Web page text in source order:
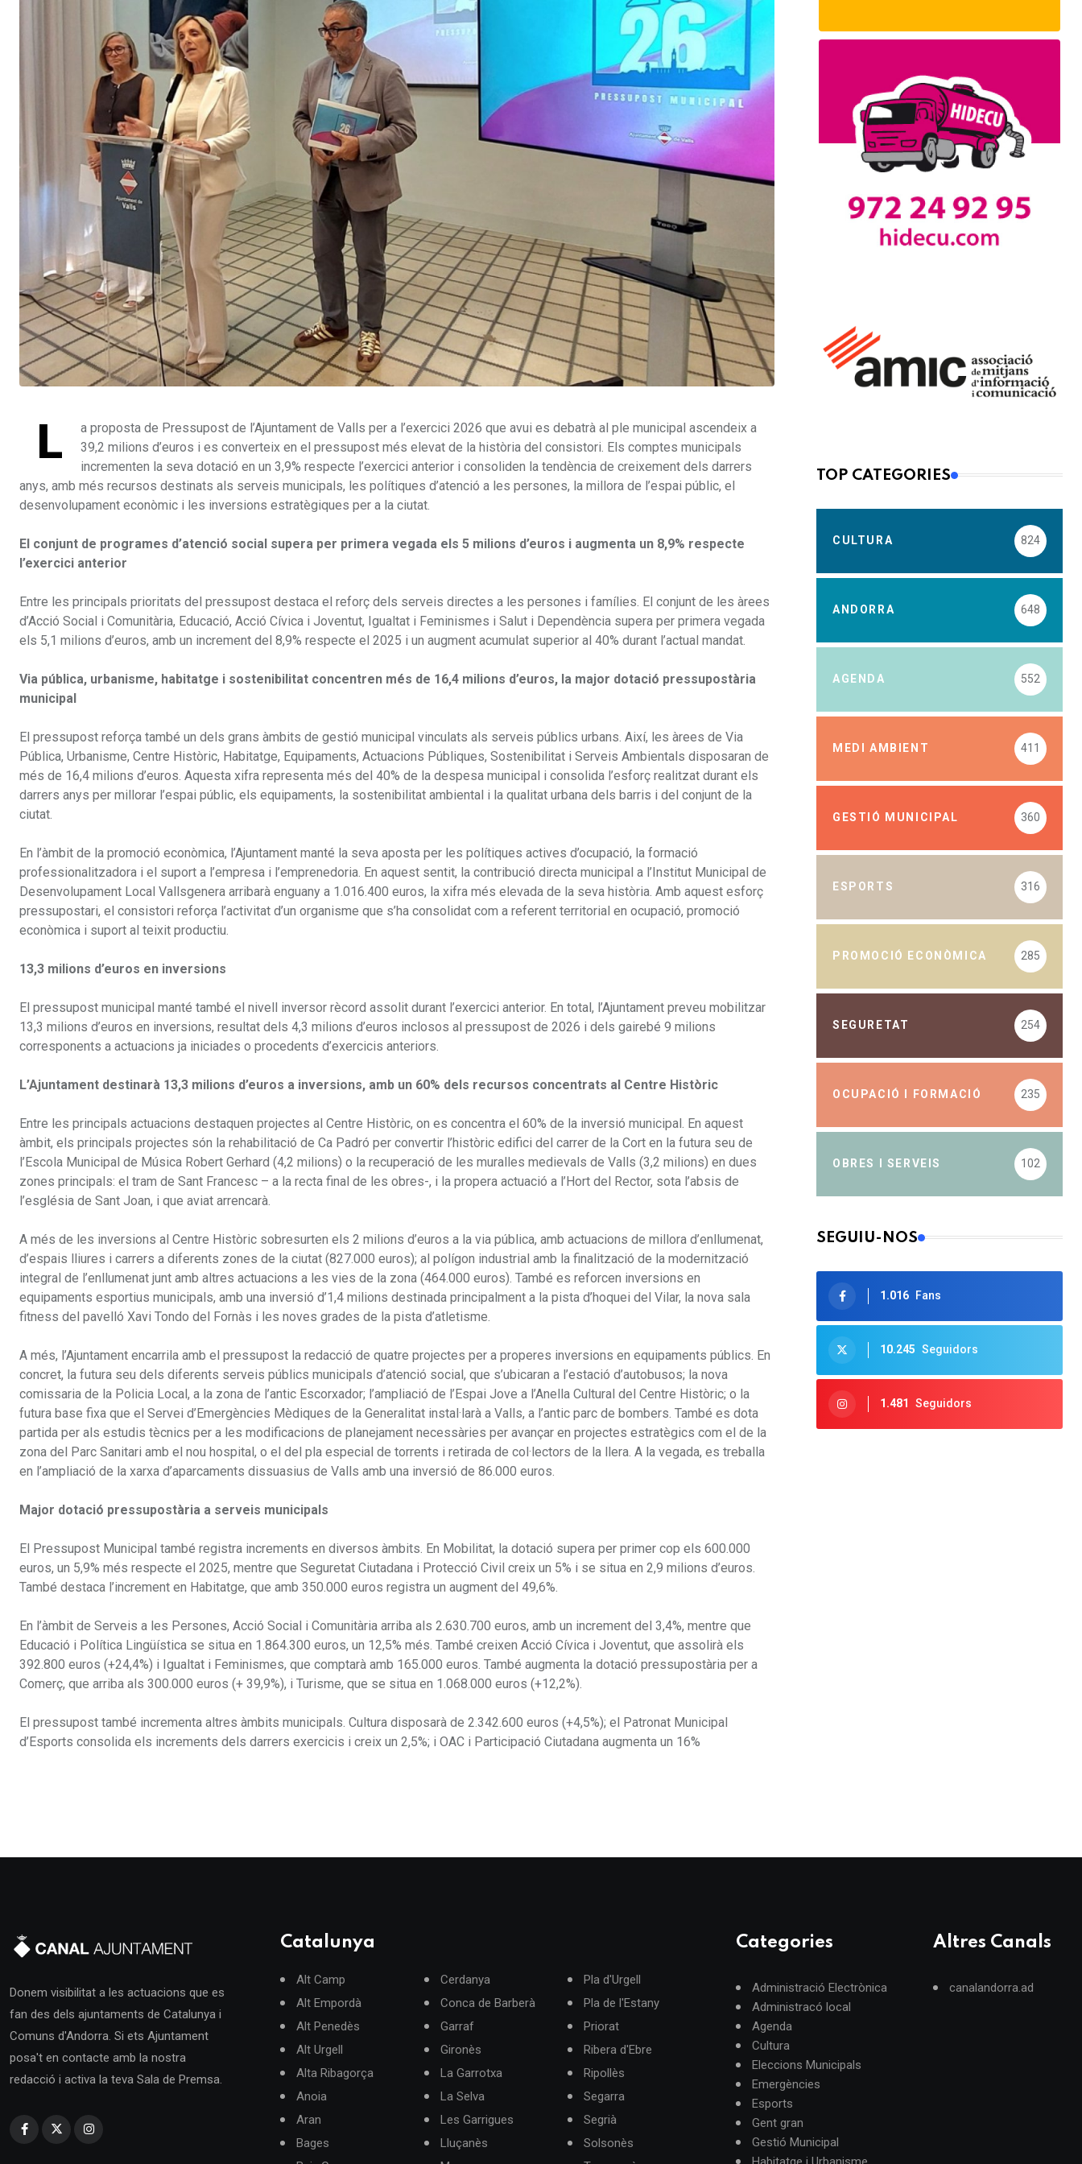
L
a proposta de Pressupost de l’Ajuntament de Valls per a l’exercici 2026 que avui es debatrà al ple municipal ascendeix a
39,2 milions d’euros i es converteix en el pressupost més elevat de la història del consistori. Els comptes municipals
incrementen la seva dotació en un 3,9% respecte l’exercici anterior i consoliden la tendència de creixement dels darrers
anys, amb més recursos destinats als serveis municipals, les polítiques d’atenció a les persones, la millora de l’espai públic, el
desenvolupament econòmic i les inversions estratègiques per a la ciutat.
El conjunt de programes d’atenció social supera per primera vegada els 5 milions d’euros i augmenta un 8,9% respecte
l’exercici anterior
Entre les principals prioritats del pressupost destaca el reforç dels serveis directes a les persones i famílies. El conjunt de les àrees
d’Acció Social i Comunitària, Educació, Acció Cívica i Joventut, Igualtat i Feminismes i Salut i Dependència supera per primera vegada
els 5,1 milions d’euros, amb un increment del 8,9% respecte el 2025 i un augment acumulat superior al 40% durant l’actual mandat.
Via pública, urbanisme, habitatge i sostenibilitat concentren més de 16,4 milions d’euros, la major dotació pressupostària
municipal
El pressupost reforça també un dels grans àmbits de gestió municipal vinculats als serveis públics urbans. Així, les àrees de Via
Pública, Urbanisme, Centre Històric, Habitatge, Equipaments, Actuacions Públiques, Sostenibilitat i Serveis Ambientals disposaran de
més de 16,4 milions d’euros. Aquesta xifra representa més del 40% de la despesa municipal i consolida l’esforç realitzat durant els
darrers anys per millorar l’espai públic, els equipaments, la sostenibilitat ambiental i la qualitat urbana dels barris i del conjunt de la
ciutat.
En l’àmbit de la promoció econòmica, l’Ajuntament manté la seva aposta per les polítiques actives d’ocupació, la formació
professionalitzadora i el suport a l’empresa i l’emprenedoria. En aquest sentit, la contribució directa municipal a l’Institut Municipal de
Desenvolupament Local Vallsgenera arribarà enguany a 1.016.400 euros, la xifra més elevada de la seva història. Amb aquest esforç
pressupostari, el consistori reforça l’activitat d’un organisme que s’ha consolidat com a referent territorial en ocupació, promoció
econòmica i suport al teixit productiu.
13,3 milions d’euros en inversions
El pressupost municipal manté també el nivell inversor rècord assolit durant l’exercici anterior. En total, l’Ajuntament preveu mobilitzar
13,3 milions d’euros en inversions, resultat dels 4,3 milions d’euros inclosos al pressupost de 2026 i dels gairebé 9 milions
corresponents a actuacions ja iniciades o procedents d’exercicis anteriors.
L’Ajuntament destinarà 13,3 milions d’euros a inversions, amb un 60% dels recursos concentrats al Centre Històric
Entre les principals actuacions destaquen projectes al Centre Històric, on es concentra el 60% de la inversió municipal. En aquest
àmbit, els principals projectes són la rehabilitació de Ca Padró per convertir l’històric edifici del carrer de la Cort en la futura seu de
l’Escola Municipal de Música Robert Gerhard (4,2 milions) o la recuperació de les muralles medievals de Valls (3,2 milions) en dues
zones principals: el tram de Sant Francesc – a la recta final de les obres-, i la propera actuació a l’Hort del Rector, sota l’absis de
l’església de Sant Joan, i que aviat arrencarà.
A més de les inversions al Centre Històric sobresurten els 2 milions d’euros a la via pública, amb actuacions de millora d’enllumenat,
d’espais lliures i carrers a diferents zones de la ciutat (827.000 euros); al polígon industrial amb la finalització de la modernització
integral de l’enllumenat junt amb altres actuacions a les vies de la zona (464.000 euros). També es reforcen inversions en
equipaments esportius municipals, amb una inversió d’1,4 milions destinada principalment a la pista d’hoquei del Vilar, la nova sala
fitness del pavelló Xavi Tondo del Fornàs i les noves grades de la pista d’atletisme.
A més, l’Ajuntament encarrila amb el pressupost la redacció de quatre projectes per a properes inversions en equipaments públics. En
concret, la futura seu dels diferents serveis públics municipals d’atenció social, que s’ubicaran a l’estació d’autobusos; la nova
comissaria de la Policia Local, a la zona de l’antic Escorxador; l’ampliació de l’Espai Jove a l’Anella Cultural del Centre Històric; o la
futura base fixa que el Servei d’Emergències Mèdiques de la Generalitat instal·larà a Valls, a l’antic parc de bombers. També es dota
partida per als estudis tècnics per a les modificacions de planejament necessàries per avançar en projectes estratègics com el de la
zona del Parc Sanitari amb el nou hospital, o el del pla especial de torrents i retirada de col·lectors de la llera. A la vegada, es treballa
en l’ampliació de la xarxa d’aparcaments dissuasius de Valls amb una inversió de 86.000 euros.
Major dotació pressupostària a serveis municipals
El Pressupost Municipal també registra increments en diversos àmbits. En Mobilitat, la dotació supera per primer cop els 600.000
euros, un 5,9% més respecte el 2025, mentre que Seguretat Ciutadana i Protecció Civil creix un 5% i se situa en 2,9 milions d’euros.
També destaca l’increment en Habitatge, que amb 350.000 euros registra un augment del 49,6%.
En l’àmbit de Serveis a les Persones, Acció Social i Comunitària arriba als 2.630.700 euros, amb un increment del 3,4%, mentre que
Educació i Política Lingüística se situa en 1.864.300 euros, un 12,5% més. També creixen Acció Cívica i Joventut, que assolirà els
392.800 euros (+24,4%) i Igualtat i Feminismes, que comptarà amb 165.000 euros. També augmenta la dotació pressupostària per a
Comerç, que arriba als 300.000 euros (+ 39,9%), i Turisme, que se situa en 1.068.000 euros (+12,2%).
El pressupost també incrementa altres àmbits municipals. Cultura disposarà de 2.342.600 euros (+4,5%); el Patronat Municipal
d’Esports consolida els increments dels darrers exercicis i creix un 2,5%; i OAC i Participació Ciutadana augmenta un 16%
TOP CATEGORIES
CULTURA 824
ANDORRA 648
AGENDA 552
MEDI AMBIENT 411
GESTIÓ MUNICIPAL 360
ESPORTS 316
PROMOCIÓ ECONÒMICA 285
SEGURETAT 254
OCUPACIÓ I FORMACIÓ 235
OBRES I SERVEIS 102
SEGUIU-NOS
1.016 Fans
10.245 Seguidors
1.481 Seguidors
Donem visibilitat a les actuacions que es
fan des dels ajuntaments de Catalunya i
Comuns d'Andorra. Si ets Ajuntament
posa't en contacte amb la nostra
redacció i activa la teva Sala de Premsa.
Catalunya
Alt Camp
Alt Empordà
Alt Penedès
Alt Urgell
Alta Ribagorça
Anoia
Aran
Bages
Cerdanya
Conca de Barberà
Garraf
Gironès
La Garrotxa
La Selva
Les Garrigues
Lluçanès
Pla d'Urgell
Pla de l'Estany
Priorat
Ribera d'Ebre
Ripollès
Segarra
Segrià
Solsonès
Categories
Administració Electrònica
Administracó local
Agenda
Cultura
Eleccions Municipals
Emergències
Esports
Gent gran
Gestió Municipal
Altres Canals
canalandorra.ad